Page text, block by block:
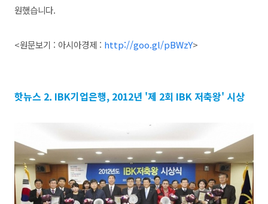
원했습니다.
<원문보기 : 아시아경제 : http://goo.gl/pBWzY>
핫뉴스 2. IBK기업은행, 2012년 '제 2회 IBK 저축왕' 시상